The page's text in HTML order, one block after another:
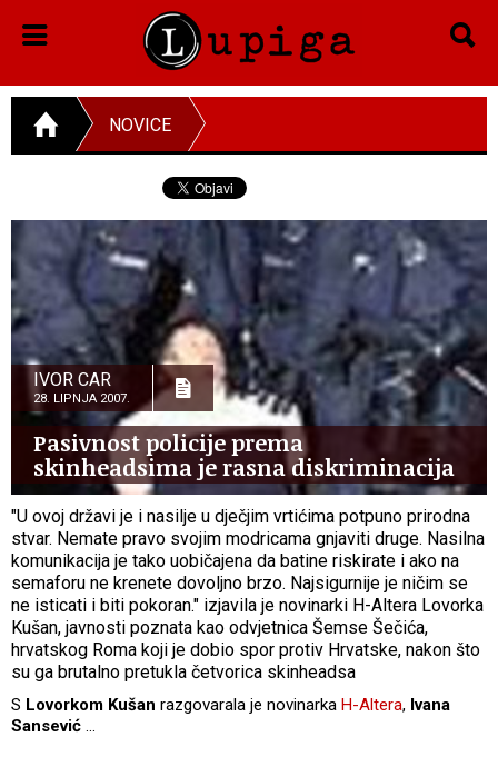
NOVICE
IVOR CAR
28. LIPNJA 2007.
Pasivnost policije prema
skinheadsima je rasna diskriminacija
"U ovoj državi je i nasilje u dječjim vrtićima potpuno prirodna
stvar. Nemate pravo svojim modricama gnjaviti druge. Nasilna
komunikacija je tako uobičajena da batine riskirate i ako na
semaforu ne krenete dovoljno brzo. Najsigurnije je ničim se
ne isticati i biti pokoran." izjavila je novinarki H-Altera Lovorka
Kušan, javnosti poznata kao odvjetnica Šemse Šečića,
hrvatskog Roma koji je dobio spor protiv Hrvatske, nakon što
su ga brutalno pretukla četvorica skinheadsa
S Lovorkom Kušan razgovarala je novinarka H-Altera, Ivana
Sansević ...